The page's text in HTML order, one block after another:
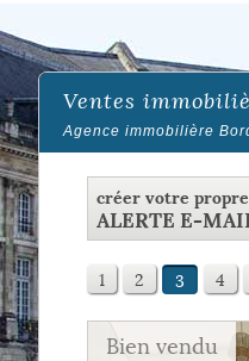
Ventes
Agence immobilière
créer votre propre
ALERTE E-
1 2 3 4
Bien vendu